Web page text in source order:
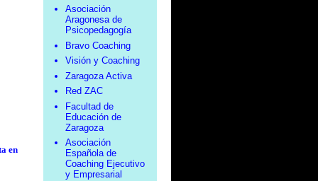
en
Asociación
Aragonesa de
Psicopedagogía
Bravo Coaching
Visión y Coaching
Zaragoza Activa
Red ZAC
Facultad de
Educación de
Zaragoza
Asociación
Española de
Coaching Ejecutivo
y Empresarial